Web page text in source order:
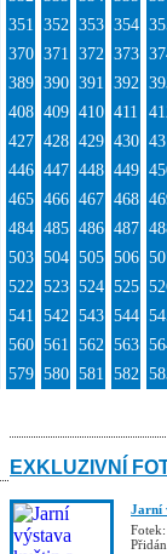
351 352 353 354
370 371 372 373
389 390 391 392
408 409 410 411
427 428 429 430
446 447 448 449
465 466 467 468
484 485 486 487
503 504 505 506
522 523 524 525
541 542 543 544
560 561 562 563
579 580 581 582
EXKLUZIVNÍ
Jarní